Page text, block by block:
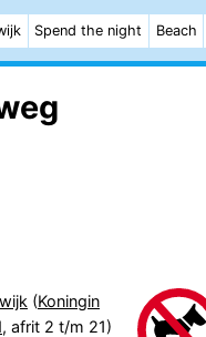
Spend the night Beach
(Koningin
, afrit 2 t/m 21)